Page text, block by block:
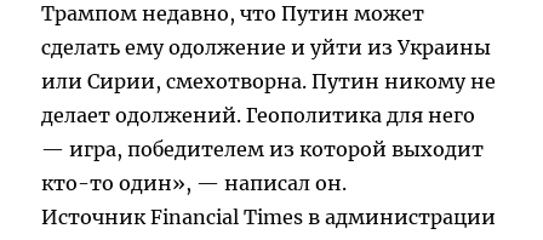
Трампом недавно, что Путин может
сделать ему одолжение и уйти из Украины
или Сирии, смехотворна. Путин никому не
делает одолжений. Геополитика для него
— игра, победителем из которой выходит
кто-то один», — написал он.
Источник Financial Times в администрации